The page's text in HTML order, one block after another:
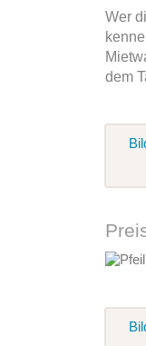
Wer
dem